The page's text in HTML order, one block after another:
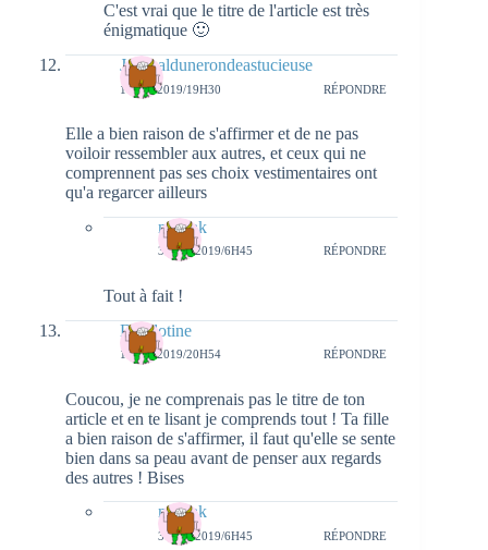
C'est vrai que le titre de l'article est très
énigmatique 🙂
Journaldunerondeastucieuse
1 MAI 2019/19H30 RÉPONDRE
Elle a bien raison de s'affirmer et de ne pas
voiloir ressembler aux autres, et ceux qui ne
comprennent pas ses choix vestimentaires ont
qu'a regarcer ailleurs
natieak
3 MAI 2019/6H45 RÉPONDRE
Tout à fait !
Diablotine
1 MAI 2019/20H54 RÉPONDRE
Coucou, je ne comprenais pas le titre de ton
article et en te lisant je comprends tout ! Ta fille
a bien raison de s'affirmer, il faut qu'elle se sente
bien dans sa peau avant de penser aux regards
des autres ! Bises
natieak
3 MAI 2019/6H45 RÉPONDRE